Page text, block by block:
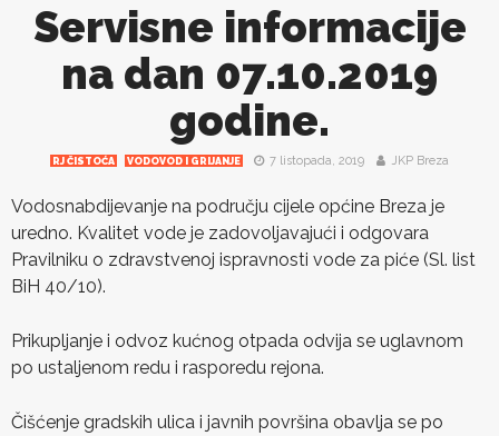
Servisne informacije
na dan 07.10.2019
godine.
RJ ČISTOĆA VODOVOD I GRIJANJE 7 listopada, 2019 JKP Breza
Vodosnabdijevanje na području cijele općine Breza je
uredno. Kvalitet vode je zadovoljavajući i odgovara
Pravilniku o zdravstvenoj ispravnosti vode za piće (Sl. list
BiH 40/10).
Prikupljanje i odvoz kućnog otpada odvija se uglavnom
po ustaljenom redu i rasporedu rejona.
Čišćenje gradskih ulica i javnih površina obavlja se po